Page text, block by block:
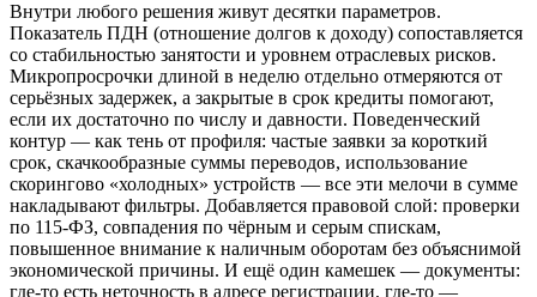
Внутри любого решения живут десятки параметров.
Показатель ПДН (отношение долгов к доходу) сопоставляется
со стабильностью занятости и уровнем отраслевых рисков.
Микропросрочки длиной в неделю отдельно отмеряются от
серьёзных задержек, а закрытые в срок кредиты помогают,
если их достаточно по числу и давности. Поведенческий
контур — как тень от профиля: частые заявки за короткий
срок, скачкообразные суммы переводов, использование
скорингово «холодных» устройств — все эти мелочи в сумме
накладывают фильтры. Добавляется правовой слой: проверки
по 115‑ФЗ, совпадения по чёрным и серым спискам,
повышенное внимание к наличным оборотам без объяснимой
экономической причины. И ещё один камешек — документы:
где-то есть неточность в адресе регистрации, где-то —